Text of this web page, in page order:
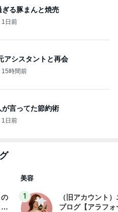
る豚まんと焼売
1日前
アシスタントと再会
15時間前
言ってた節約術
1日前
美容
1
（旧アカウント
ブログ【アラフォ